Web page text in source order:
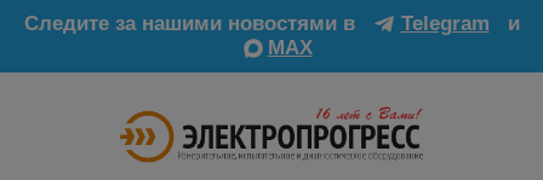
Следите за нашими новостями в Telegram
и
MAX